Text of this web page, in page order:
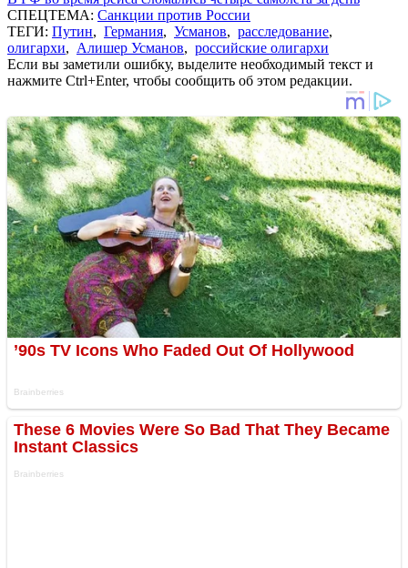
СПЕЦТЕМА: Санкции против России
ТЕГИ: Путин, Германия, Усманов, расследование,
олигархи, Алишер Усманов, российские олигархи
Если вы заметили ошибку, выделите необходимый текст и
нажмите Ctrl+Enter, чтобы сообщить об этом редакции.